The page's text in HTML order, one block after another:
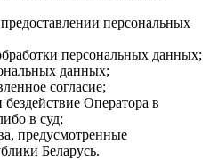
персональных
персональных данных;
данных;
согласие;
Оператора в
в суд;
предусмотренные
Беларусь.